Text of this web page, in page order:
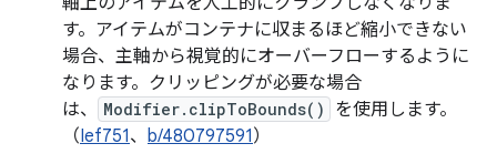
す。アイテムがコンテナに収まるほど縮小できない
場合、主軸から視覚的にオーバーフローするように
なります。クリッピングが必要な場合
は、
Modifier.clipToBounds()
を使用します。
（Ief751、 b/480797591）